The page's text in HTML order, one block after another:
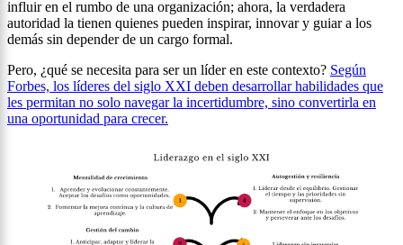
influir en el rumbo de una organización; ahora, la verdadera
autoridad la tienen quienes pueden inspirar, innovar y guiar a los
demás sin depender de un cargo formal.
Pero, ¿qué se necesita para ser un líder en este contexto? Según
Forbes, los líderes del siglo XXI deben desarrollar habilidades que
les permitan no solo navegar la incertidumbre, sino convertirla en
una oportunidad para crecer.